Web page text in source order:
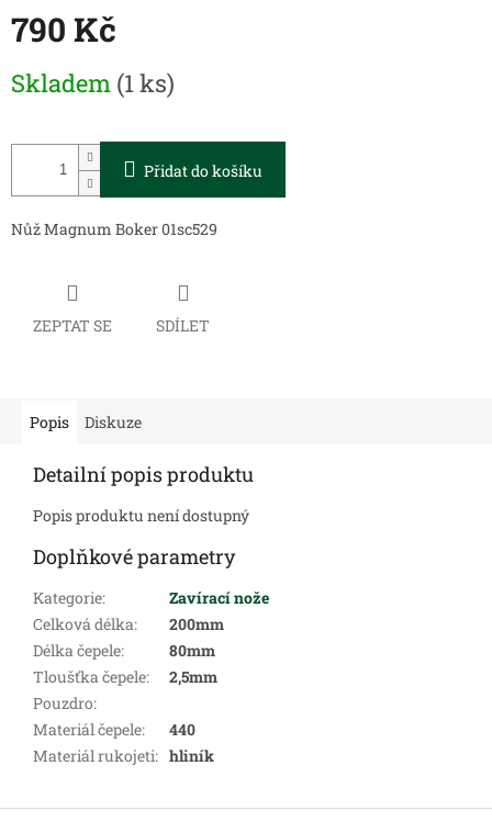
790 Kč
cena:
Skladem (1 ks)
Přidat do košíku
Nůž Magnum Boker 01sc529
ZEPTAT SE SDÍLET
Popis Diskuze
Detailní popis produktu
Popis produktu není dostupný
Doplňkové parametry
Kategorie:
Zavírací nože
Celková délka:
200mm
Délka čepele:
80mm
Tloušťka čepele:
2,5mm
Pouzdro:
Materiál čepele:
440
Materiál rukojeti: hliník
Z